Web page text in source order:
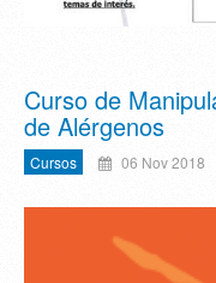
Curso de
de Alérgenos
Cursos 06 Nov 2018